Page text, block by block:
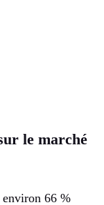
le marché
environ 66 %